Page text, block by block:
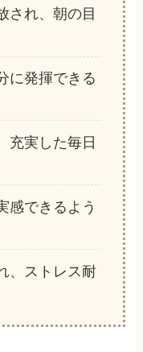
され、朝の目
に発揮できる
充実した毎日
感できるよう
、ストレス耐